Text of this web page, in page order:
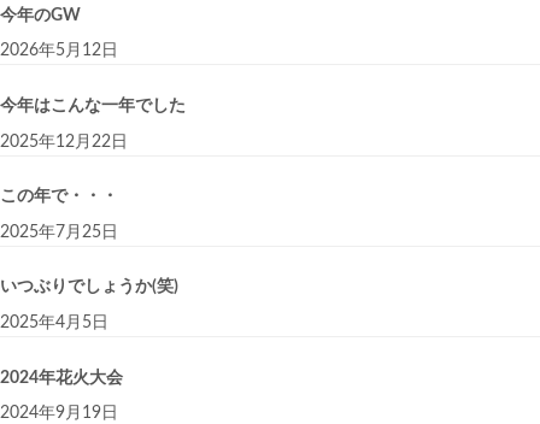
今年のGW
2026年5月12日
今年はこんな一年でした
2025年12月22日
この年で・・・
2025年7月25日
いつぶりでしょうか(笑)
2025年4月5日
2024年花火大会
2024年9月19日